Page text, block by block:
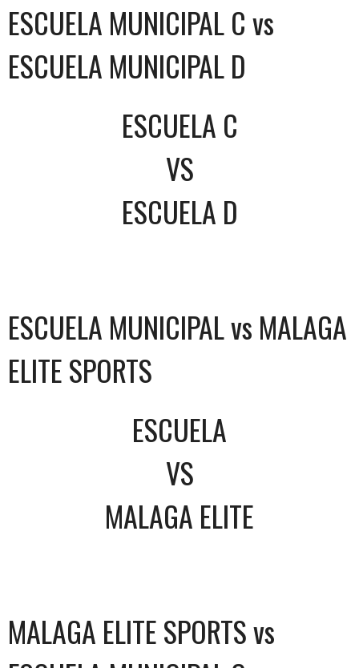
ESCUELA MUNICIPAL C vs
ESCUELA MUNICIPAL D
ESCUELA C
VS
ESCUELA D
ESCUELA MUNICIPAL vs MALAGA
ELITE SPORTS
ESCUELA
VS
MALAGA ELITE
MALAGA ELITE SPORTS vs